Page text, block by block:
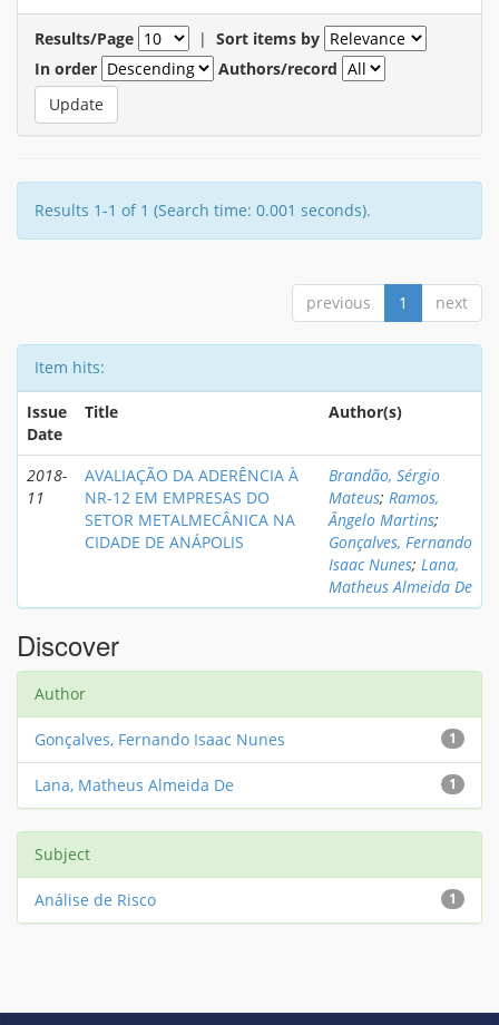
Results/Page | Sort items by
In order
Authors/record
Results 1-1 of 1 (Search time: 0.001 seconds).
previous 1 next
Item hits:
Issue
Date
Title Author(s)
2018-
11
AVALIAÇÃO DA ADERÊNCIA À
NR-12 EM EMPRESAS DO
SETOR METALMECÂNICA NA
CIDADE DE ANÁPOLIS
Brandão, Sérgio
Mateus; Ramos,
Ângelo Martins;
Gonçalves, Fernando
Isaac Nunes; Lana,
Matheus Almeida De
Discover
Author
1
Gonçalves, Fernando Isaac Nunes
1
Lana, Matheus Almeida De
Subject
1
Análise de Risco